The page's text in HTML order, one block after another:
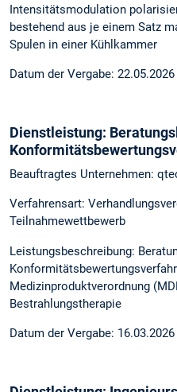
Intensitätsmodulation
bestehend aus je einem Satz
Spulen in einer Kühlkammer
Datum der Vergabe: 22.05.2026
Dienstleistung:
Beauftragtes Unternehmen:
Verfahrensart:
Teilnahmewettbewerb
Leistungsbeschreibung:
Medizinproduktverordnung
Bestrahlungstherapie
Datum der Vergabe: 16.03.2026